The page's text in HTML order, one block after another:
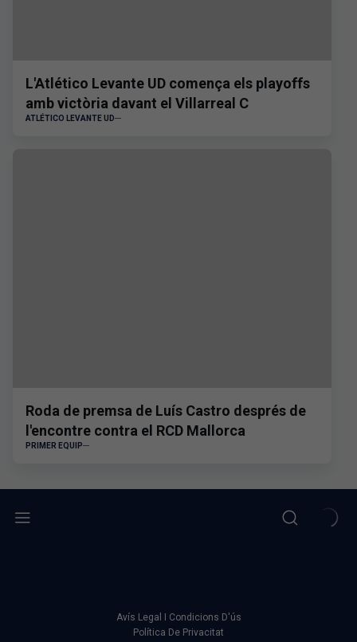
L'Atlético Levante UD comença els playoffs
amb victòria davant el Villarreal C
ATLÉTICO LEVANTE UD
Roda de premsa de Luís Castro després de
l'encontre contra el RCD Mallorca
PRIMER EQUIP
Avís Legal I Condicions D'ús
Política De Privacitat